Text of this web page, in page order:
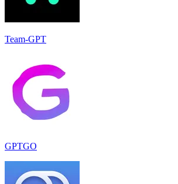
Team-GPT
GPTGO